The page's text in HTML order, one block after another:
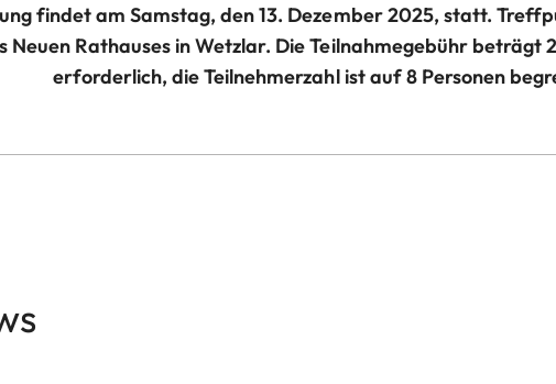
findet am Samstag, den 13. Dezember 2025, statt.
Neuen Rathauses in Wetzlar. Die Teilnahmegebühr beträgt
erforderlich, die Teilnehmerzahl ist auf 8 Personen